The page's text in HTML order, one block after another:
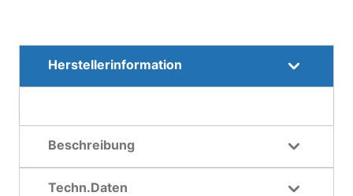
Herstellerinformation
Beschreibung
Techn.Daten